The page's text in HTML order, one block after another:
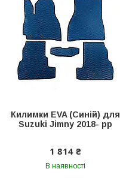
Килимки EVA (Синій) для
Suzuki Jimny 2018- рр
1 814 ₴
В наявності